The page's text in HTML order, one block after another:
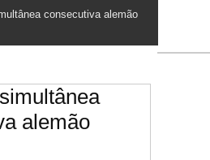
consecutiva alemão
alemão